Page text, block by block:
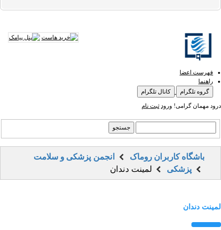
فهرست اعضا
راهنما
گروه تلگرام
کانال تلگرام
درود مهمان گرامی! ورود ثبت نام
باشگاه کاربران روماک
انجمن پزشکی و سلامت
پزشکی
لمینت دندان
لمینت دندان